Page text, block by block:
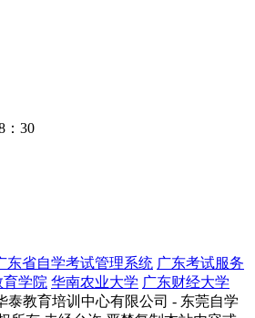
：30
东省自学考试管理系统 广东考试服务
学院 华南农业大学 广东财经大学
泰教育培训中心有限公司 - 东莞自学